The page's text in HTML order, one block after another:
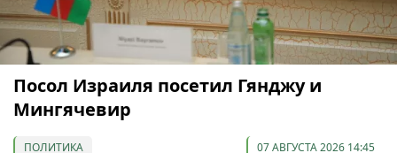
Посол Израиля посетил Гянджу и
Мингячевир
ПОЛИТИКА 07 АВГУСТА 2026 14:45